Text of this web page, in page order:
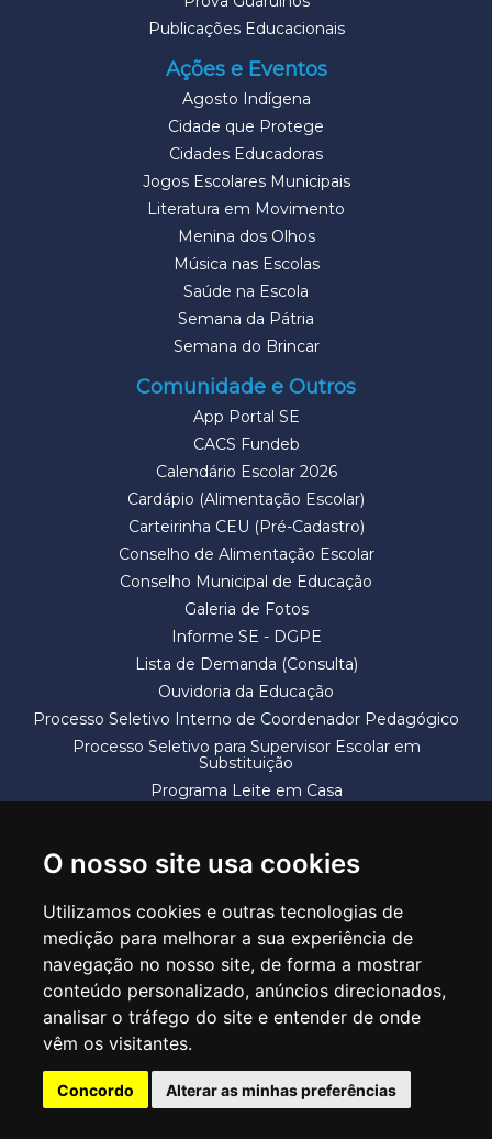
O nosso site usa cookies
Utilizamos cookies e outras tecnologias de
medição para melhorar a sua experiência de
navegação no nosso site, de forma a mostrar
conteúdo personalizado, anúncios direcionados,
analisar o tráfego do site e entender de onde
vêm os visitantes.
Concordo Alterar as minhas preferências
Publicações Educacionais
Ações e Eventos
Agosto Indígena
Cidade que Protege
Cidades Educadoras
Jogos Escolares Municipais
Literatura em Movimento
Menina dos Olhos
Música nas Escolas
Saúde na Escola
Semana da Pátria
Semana do Brincar
Comunidade e Outros
App Portal SE
CACS Fundeb
Calendário Escolar 2026
Cardápio (Alimentação Escolar)
Carteirinha CEU (Pré-Cadastro)
Conselho de Alimentação Escolar
Conselho Municipal de Educação
Galeria de Fotos
Informe SE - DGPE
Lista de Demanda (Consulta)
Ouvidoria da Educação
Processo Seletivo Interno de Coordenador Pedagógico
Processo Seletivo para Supervisor Escolar em
Substituição
Programa Leite em Casa
SECRETARIA DE EDUCAÇÃO
Rua Claudino Barbosa, 313 - Macedo - Guarulhos/SP CEP 07113-040
Central de Atendimento: *55 11 2475-7300